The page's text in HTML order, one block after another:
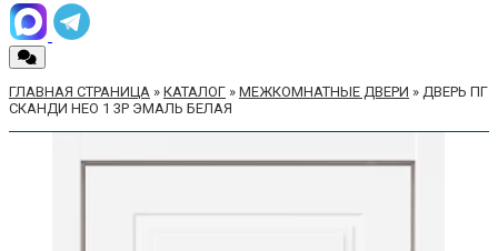
ГЛАВНАЯ СТРАНИЦА » КАТАЛОГ » МЕЖКОМНАТНЫЕ ДВЕРИ » ДВЕРЬ ПГ
СКАНДИ НЕО 1 3P ЭМАЛЬ БЕЛАЯ